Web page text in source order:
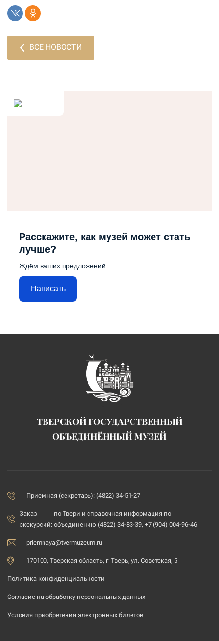
ВСЕ НОВОСТИ
Расскажите, как музей может стать
лучше?
Ждём ваших предложений
Написать
ТВЕРСКОЙ ГОСУДАРСТВЕННЫЙ
ОБЪЕДИНЁННЫЙ МУЗЕЙ
Приемная (секретарь): (4822) 34-51-27
Заказ
экскурсий:
по Твери и справочная информация по
объединению (4822) 34-83-39, +7 (904) 004-96-46
priemnaya@tvermuzeum.ru
170100, Тверская область, г. Тверь, ул. Советская, 5
Политика конфиденциальности
Согласие на обработку персональных данных
Условия приобретения электронных билетов